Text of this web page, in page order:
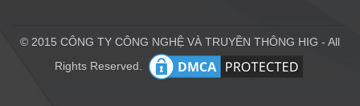
© 2015 CÔNG TY CÔNG NGHỆ VÀ TRUYỀN THÔNG HIG - All
Rights Reserved.